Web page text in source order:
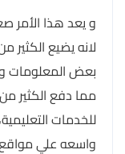
و يعد هذا الأمر
لانه يضيع
بعض المعلومات
مما دفع الكثير
للخدمات
واسعه علي